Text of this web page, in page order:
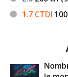
1.7 CTDI 100